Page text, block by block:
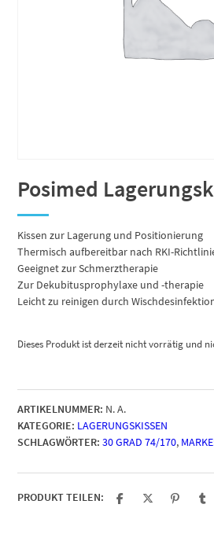
Posimed
Kissen zur Lagerung und Positionierung
Thermisch aufbereitbar nach RKI-
Geeignet zur Schmerztherapie
Zur Dekubitusprophylaxe und -therapie
Leicht zu reinigen durch
Dieses Produkt ist derzeit nicht vorrätig und
ARTIKELNUMMER: N. A.
KATEGORIE: LAGERUNGSKISSEN
SCHLAGWÖRTER: 30 GRAD 74/170,
PRODUKT TEILEN: